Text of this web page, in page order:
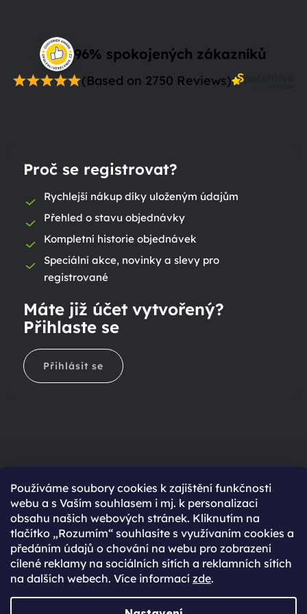
Používáme soubory cookies k zajištění funkčnosti
webu a s Vaším souhlasem i mj. k personalizaci
obsahu našich webových stránek. Kliknutím na
tlačítko „Rozumím“ souhlasíte s využívaním cookies a
předáním údajů o chování na webu pro zobrazení
cílené reklamy na sociálních sítích a reklamních sítích
na dalších webech. Více informací zde.
96% spokojených zákazníků
(Based on 2750 Reviews)
Proč se registrovat?
Rychlejší nákup díky uloženým údajům
Přehled o stavu objednávky
Kompletní historie objednávek
Speciální akce, novinky a slevy pro
registrované
Máte již účet vytvořený?
Přihlaste se
Přihlásit se
Ještě nemáte účet?
Rychlejší nákup díky uloženým údajům
Přehled o stavu objednávky
Kompletní historie objednávek
Speciální akce, novinky a slevy pro registrované